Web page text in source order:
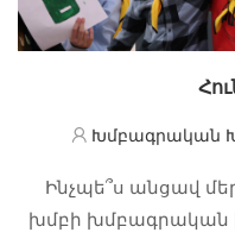
Խմբագրական
Ինչպե՞ս անցավ
խմբի խմբագրական